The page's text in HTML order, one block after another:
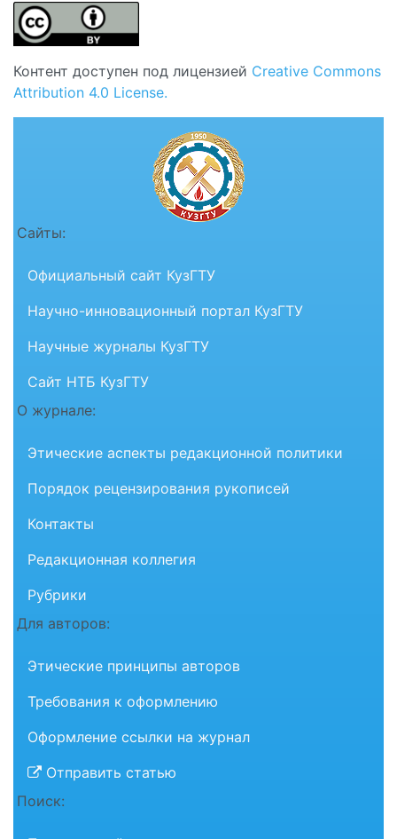
Контент доступен под лицензией Creative Commons
Attribution 4.0 License.
Сайты:
Официальный сайт КузГТУ
Научно-инновационный портал КузГТУ
Научные журналы КузГТУ
Сайт НТБ КузГТУ
О журнале:
Этические аспекты редакционной политики
Порядок рецензирования рукописей
Контакты
Редакционная коллегия
Рубрики
Для авторов:
Этические принципы авторов
Требования к оформлению
Оформление ссылки на журнал
Отправить статью
Поиск: